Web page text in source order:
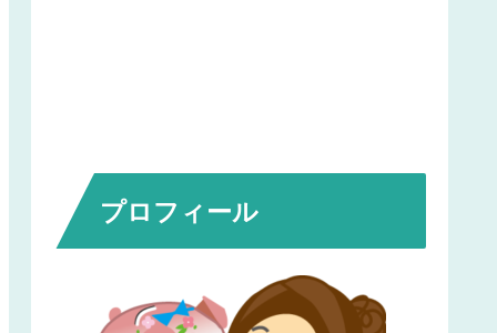
プロフィール